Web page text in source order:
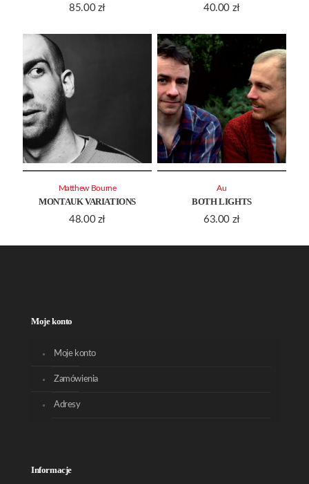
85.00 zł
40.00 zł
MONTAUK VARIATIONS
48.00 zł
Matthew Bourne
BOTH LIGHTS
63.00 zł
Au
Moje konto
Moje konto
Zamówienia
Adresy
Informacje